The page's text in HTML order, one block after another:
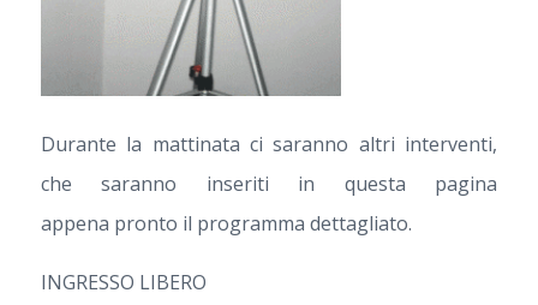
Durante la mattinata ci saranno altri interventi,
che saranno inseriti in questa pagina
appena pronto il programma dettagliato.
INGRESSO LIBERO